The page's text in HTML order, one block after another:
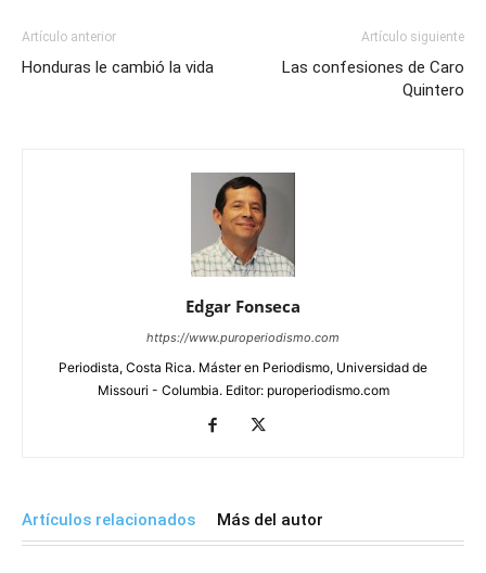
Artículo anterior
Honduras le cambió la vida
Artículo siguiente
Las confesiones de Caro
Quintero
Edgar Fonseca
https://www.puroperiodismo.com
Periodista, Costa Rica. Máster en Periodismo, Universidad de
Missouri - Columbia. Editor: puroperiodismo.com
Artículos relacionados Más del autor